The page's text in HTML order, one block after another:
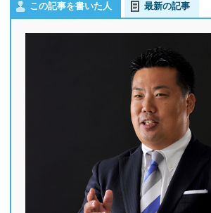
この記事を書いた人 最新の記事